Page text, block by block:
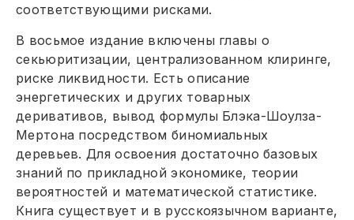
соответствующими рисками.
В восьмое издание включены главы о
секьюритизации, централизованном клиринге,
риске ликвидности. Есть описание
энергетических и других товарных
деривативов, вывод формулы Блэка-Шоулза-
Мертона посредством биномиальных
деревьев. Для освоения достаточно базовых
знаний по прикладной экономике, теории
вероятностей и математической статистике.
Книга существует и в русскоязычном варианте,